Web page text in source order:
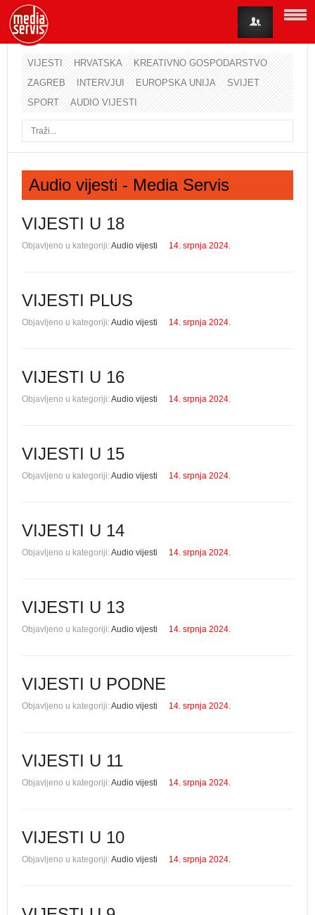
VIJESTI HRVATSKA
KREATIVNO GOSPODARSTVO
ZAGREB
INTERVJUI EUROPSKA UNIJA
SVIJET
SPORT
AUDIO VIJESTI
Audio vijesti - Media Servis
VIJESTI U 18
Objavljeno u kategoriji:Audio vijesti 14. srpnja 2024.
VIJESTI PLUS
Objavljeno u kategoriji:Audio vijesti 14. srpnja 2024.
VIJESTI U 16
Objavljeno u kategoriji:Audio vijesti 14. srpnja 2024.
VIJESTI U 15
Objavljeno u kategoriji:Audio vijesti 14. srpnja 2024.
VIJESTI U 14
Objavljeno u kategoriji:Audio vijesti 14. srpnja 2024.
VIJESTI U 13
Objavljeno u kategoriji:Audio vijesti 14. srpnja 2024.
VIJESTI U PODNE
Objavljeno u kategoriji:Audio vijesti 14. srpnja 2024.
VIJESTI U 11
Objavljeno u kategoriji:Audio vijesti 14. srpnja 2024.
VIJESTI U 10
Objavljeno u kategoriji:Audio vijesti 14. srpnja 2024.
Korisničko ime
Lozinka
Zaboravili ste lozinku?